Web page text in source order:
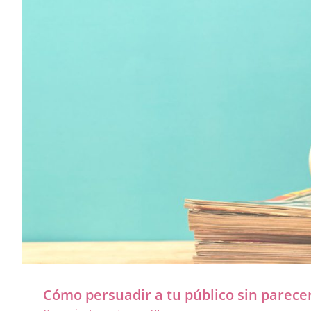
Cómo persuadir a tu público sin